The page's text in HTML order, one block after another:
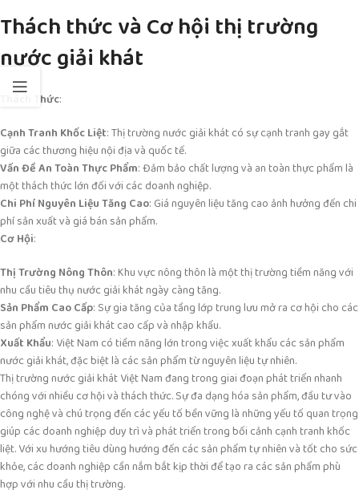
Thách thức và Cơ hội thị trường
nước giải khát
Thách Thức:
Cạnh Tranh Khốc Liệt: Thị trường nước giải khát có sự cạnh tranh gay gắt
giữa các thương hiệu nội địa và quốc tế.
Vấn Đề An Toàn Thực Phẩm: Đảm bảo chất lượng và an toàn thực phẩm là
một thách thức lớn đối với các doanh nghiệp.
Chi Phí Nguyên Liệu Tăng Cao: Giá nguyên liệu tăng cao ảnh hưởng đến chi
phí sản xuất và giá bán sản phẩm.
Cơ Hội:
Thị Trường Nông Thôn: Khu vực nông thôn là một thị trường tiềm năng với
nhu cầu tiêu thụ nước giải khát ngày càng tăng.
Sản Phẩm Cao Cấp: Sự gia tăng của tầng lớp trung lưu mở ra cơ hội cho các
sản phẩm nước giải khát cao cấp và nhập khẩu.
Xuất Khẩu: Việt Nam có tiềm năng lớn trong việc xuất khẩu các sản phẩm
nước giải khát, đặc biệt là các sản phẩm từ nguyên liệu tự nhiên.
Thị trường nước giải khát Việt Nam đang trong giai đoạn phát triển nhanh
chóng với nhiều cơ hội và thách thức. Sự đa dạng hóa sản phẩm, đầu tư vào
công nghệ và chú trọng đến các yếu tố bền vững là những yếu tố quan trọng
giúp các doanh nghiệp duy trì và phát triển trong bối cảnh cạnh tranh khốc
liệt. Với xu hướng tiêu dùng hướng đến các sản phẩm tự nhiên và tốt cho sức
khỏe, các doanh nghiệp cần nắm bắt kịp thời để tạo ra các sản phẩm phù
hợp với nhu cầu thị trường.